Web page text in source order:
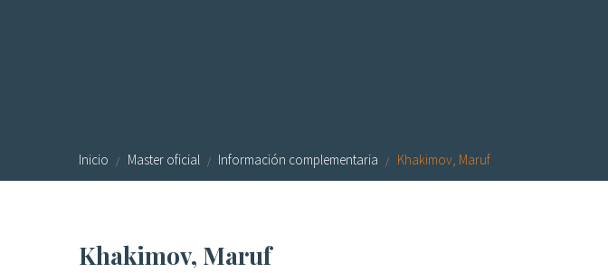
Inicio Master oficial Información complementaria Khakimov, Maruf
Khakimov, Maruf